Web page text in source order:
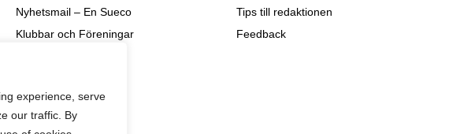
experience, serve
our traffic. By
Nyhetsmail – En Sueco
Klubbar och Föreningar
Arkiv
Tips till redaktionen
Feedback